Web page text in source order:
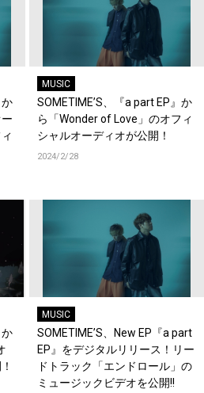
か
MUSIC
SOMETIME’S、『a part EP』か
ら「Wonder of Love」のオフィ
シャルオーディオが公開！
2024/2/28
か
MUSIC
SOMETIME’S、New EP『a part
EP』をデジタルリリース！リー
ドトラック「エンドロール」の
ミュージックビデオを公開!!